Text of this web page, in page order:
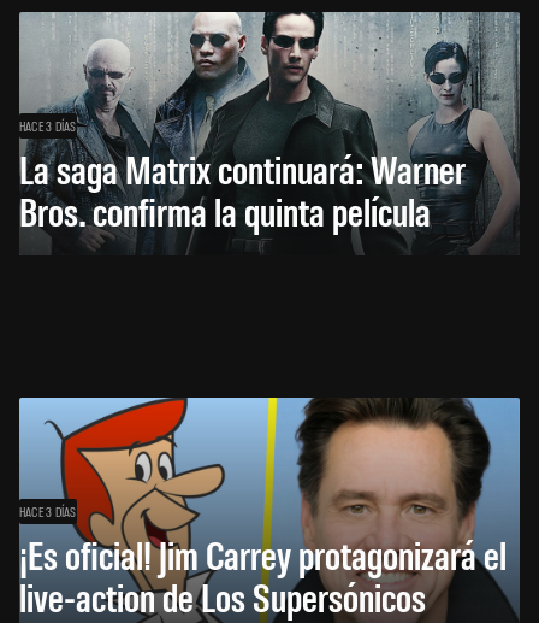
HACE 3 DÍAS
La saga Matrix continuará: Warner
Bros. confirma la quinta película
HACE 3 DÍAS
¡Es oficial! Jim Carrey protagonizará el
live-action de Los Supersónicos